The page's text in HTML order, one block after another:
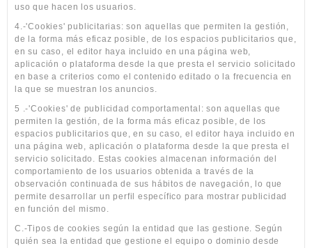
uso que hacen los usuarios.
4.-'Cookies' publicitarias: son aquellas que permiten la gestión,
de la forma más eficaz posible, de los espacios publicitarios que,
en su caso, el editor haya incluido en una página web,
aplicación o plataforma desde la que presta el servicio solicitado
en base a criterios como el contenido editado o la frecuencia en
la que se muestran los anuncios.
5 .-'Cookies' de publicidad comportamental: son aquellas que
permiten la gestión, de la forma más eficaz posible, de los
espacios publicitarios que, en su caso, el editor haya incluido en
una página web, aplicación o plataforma desde la que presta el
servicio solicitado. Estas cookies almacenan información del
comportamiento de los usuarios obtenida a través de la
observación continuada de sus hábitos de navegación, lo que
permite desarrollar un perfil específico para mostrar publicidad
en función del mismo.
C.-Tipos de cookies según la entidad que las gestione. Según
quién sea la entidad que gestione el equipo o dominio desde